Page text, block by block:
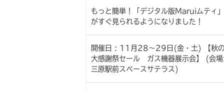
もっと簡単！「デジタル版Maruiムティ」
がすぐ見られるようになりました！
開催日 : 11月28～29日(金・土) 【秋の
大感謝祭セール ガス機器展示会】 (会場
三原駅前スペースサテラス)